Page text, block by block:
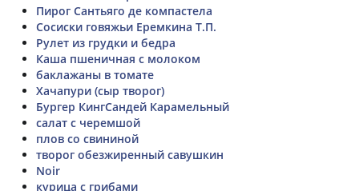
Пирог Сантьяго де компастела
Сосиски говяжьи Еремкина Т.П.
Рулет из грудки и бедра
Каша пшеничная с молоком
баклажаны в томате
Хачапури (сыр творог)
Бургер КингСандей Карамельный
салат с черемшой
плов со свининой
творог обезжиренный савушкин
Noir
курица с грибами